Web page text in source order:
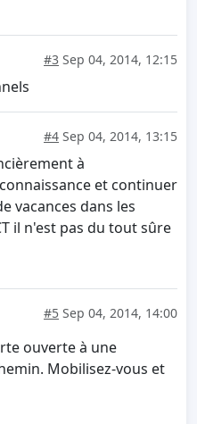
#3 Sep 04, 2014, 12:15
#4 Sep 04, 2014, 13:15
à
et continuer
vacances dans les
il n'est pas du tout sûre
#5 Sep 04, 2014, 14:00
ouverte à une
Mobilisez-vous et